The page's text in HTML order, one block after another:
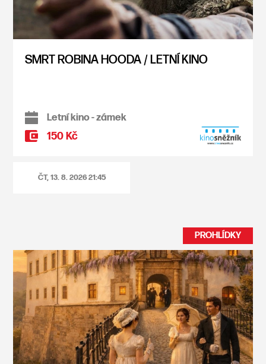
SMRT ROBINA HOODA / LETNÍ KINO
Letní kino - zámek
150 Kč
ČT, 13. 8. 202621:45
PROHLÍDKY